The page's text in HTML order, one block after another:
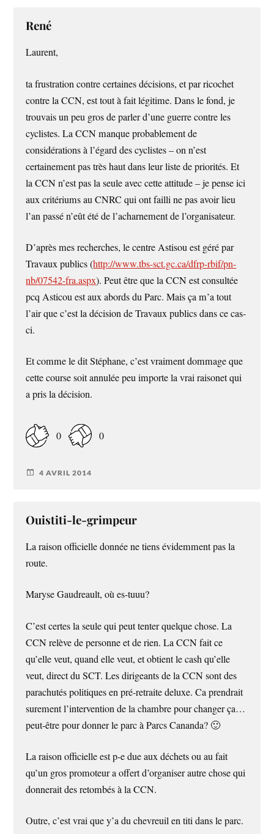
René
Laurent,
ta frustration contre certaines décisions, et par ricochet
contre la CCN, est tout à fait légitime. Dans le fond, je
trouvais un peu gros de parler d’une guerre contre les
cyclistes. La CCN manque probablement de
considérations à l’égard des cyclistes – on n’est
certainement pas très haut dans leur liste de priorités. Et
la CCN n’est pas la seule avec cette attitude – je pense ici
aux critériums au CNRC qui ont failli ne pas avoir lieu
l’an passé n’eût été de l’acharnement de l’organisateur.
D’après mes recherches, le centre Astisou est géré par
Travaux publics (http://www.tbs-sct.gc.ca/dfrp-rbif/pn-
nb/07542-fra.aspx). Peut être que la CCN est consultée
pcq Asticou est aux abords du Parc. Mais ça m’a tout
l’air que c’est la décision de Travaux publics dans ce cas-
ci.
Et comme le dit Stéphane, c’est vraiment dommage que
cette course soit annulée peu importe la vrai raisonet qui
a pris la décision.
0 0
4 AVRIL 2014
Ouistiti-le-grimpeur
La raison officielle donnée ne tiens évidemment pas la
route.
Maryse Gaudreault, où es-tuuu?
C’est certes la seule qui peut tenter quelque chose. La
CCN relève de personne et de rien. La CCN fait ce
qu’elle veut, quand elle veut, et obtient le cash qu’elle
veut, direct du SCT. Les dirigeants de la CCN sont des
parachutés politiques en pré-retraite deluxe. Ca prendrait
surement l’intervention de la chambre pour changer ça…
peut-être pour donner le parc à Parcs Cananda? 🙂
La raison officielle est p-e due aux déchets ou au fait
qu’un gros promoteur a offert d’organiser autre chose qui
donnerait des retombés à la CCN.
Outre, c’est vrai que y’a du chevreuil en titi dans le parc.